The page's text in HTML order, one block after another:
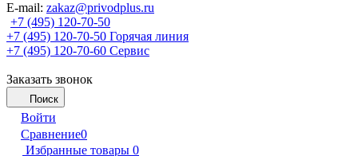
E-mail: zakaz@privodplus.ru
+7 (495) 120-70-50
+7 (495) 120-70-50 Горячая линия
+7 (495) 120-70-60 Сервис
Заказать звонок
Поиск
Войти
Сравнение0
Избранные товары 0